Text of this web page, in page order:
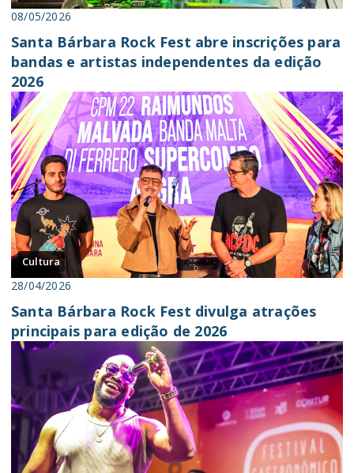
08/05/2026
Santa Bárbara Rock Fest abre inscrições para
bandas e artistas independentes da edição
2026
Cultura
28/04/2026
Santa Bárbara Rock Fest divulga atrações
principais para edição de 2026